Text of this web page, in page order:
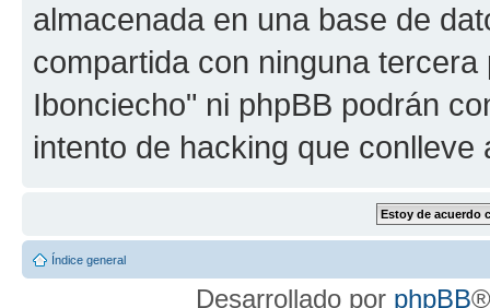
almacenada en una base de
compartida con ninguna
Ibonciecho" ni phpBB podrán
intento de hacking que
Índice general
Desarrollado por phpBB